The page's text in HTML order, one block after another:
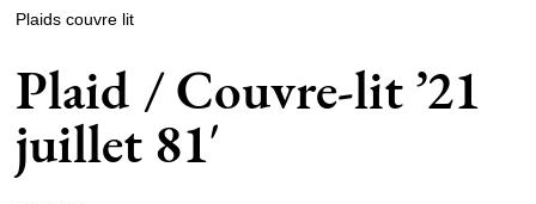
Plaids couvre lit
Plaid / Couvre-lit ’21
juillet 81′